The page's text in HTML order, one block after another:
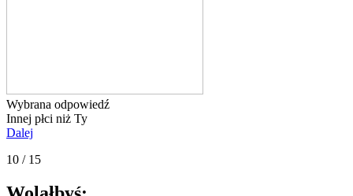
Wybrana odpowiedź
Innej płci niż Ty
Dalej
10 / 15